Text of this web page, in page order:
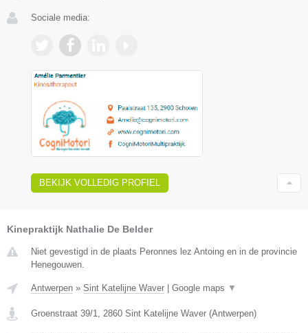
Sociale media:
BEKIJK VOLLEDIG PROFIEL
Kinepraktijk Nathalie De Belder
Niet gevestigd in de plaats Peronnes lez Antoing en in de provincie
Henegouwen.
Antwerpen » Sint Katelijne Waver Google maps ▼
Groenstraat 39/1, 2860 Sint Katelijne Waver (Antwerpen)